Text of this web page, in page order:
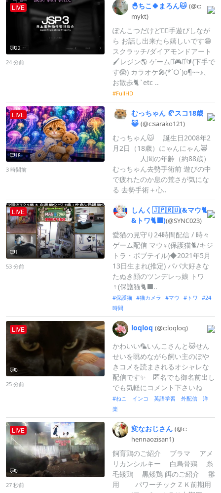
LIVE
22
24 分前
🐣ちこ🍀︎まろん🐱 (@c:
mykt)
ぽんこつだけど🙂‍↔️手遊びしなが
ら お話し出来たら嬉しいです😁
スクラッチ/ダイアモンドアート
🖌レジン🌎 ゲーム⋆͛🎮⋆͛🔰(下手で
す😱) カラオケ🎤(*´○`)o¶~~♪、
お散歩🐈 ͗ etc ..
FullHD
LIVE
18
3 時間前
むっちゃん 🥐スコ18歳
😺 (@c:sarako121)
むっちゃん🐱 誕生日2008年2
月2日（18歳）にゃんにゃん😸
人間の年齢（約88歳）
むっちゃん去勢手術前 遊びの中
で疲れたのか息の荒さが気にな
る 去勢手術＋心..
LIVE
1
53 分前
しんく🇯🇵🇷🇺(&マウ🐈
&トワ🐈‍⬛)(@SYNC023)
愛猫の見守り24時間配信 / 時々
ゲーム配信 マウ︎︎♀(保護猫🐈/キジ
トラ・ボブテイル)◆2021年5月
13日生まれ(推定) パパ大好きな
たぬき顔のツンデレっ娘 トワ
♀(保護猫🐈‍⬛..
保護猫 猫カメラ マウ トワ
24
時間
LIVE
0
25 分前
loqloq (@c:loqloq)
かわいい🦜いんこさんと🐱せん
せいを眺めながら飼い主のぼや
きコメを読まされるオシャレな
配信です✨ 匿名でも御名前出し
でも気軽にコメント下さいね
ねこ インコ 英語学習 外配信 洋
楽
LIVE
0
27 秒前
変なおじさん (@c:
hennaozisan1)
飼育鶏のご紹介 ブラマ アメ
リカンシルキー 白烏骨鶏 糸
毛矮鶏 黒矮鶏 餌のご紹介 雛
用 パワーチックＺＫ前期用